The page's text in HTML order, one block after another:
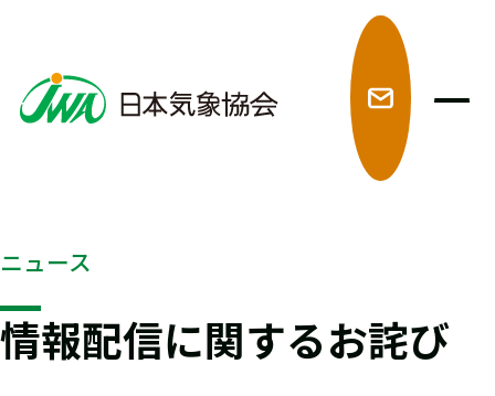
ニュース
情報配信に関するお詫び